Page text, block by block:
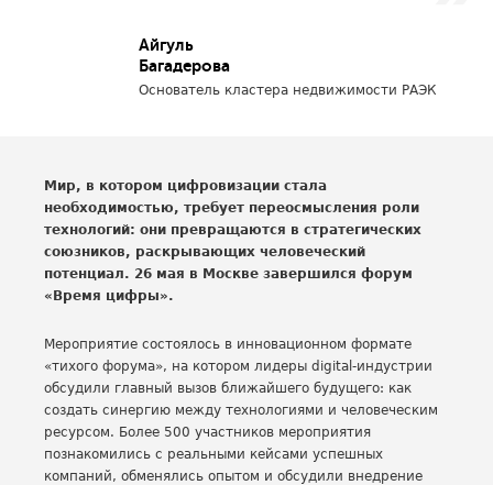
Айгуль
Багадерова
Основатель кластера недвижимости РАЭК
Мир, в котором цифровизации стала
необходимостью, требует переосмысления роли
технологий: они превращаются в стратегических
союзников, раскрывающих человеческий
потенциал. 26 мая в Москве завершился форум
«Время цифры».
Мероприятие состоялось в инновационном формате
«тихого форума», на котором лидеры digital-индустрии
обсудили главный вызов ближайшего будущего: как
создать синергию между технологиями и человеческим
ресурсом. Более 500 участников мероприятия
познакомились с реальными кейсами успешных
компаний, обменялись опытом и обсудили внедрение